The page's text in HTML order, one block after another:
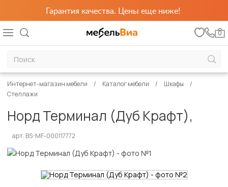
Гарантия качества. Цены еще ниже!
0
Интернет-магазин мебели Каталог мебели
Шкафы
Стеллажи
Норд Терминал (Дуб Крафт),
арт. BS-MF-000117772